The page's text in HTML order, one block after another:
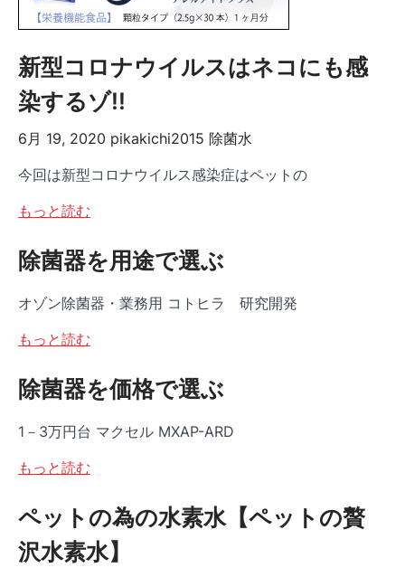
新型コロナウイルスはネコにも感
染するゾ!!
6月 19, 2020 pikakichi2015 除菌水
今回は新型コロナウイルス感染症はペットの
もっと読む
除菌器を用途で選ぶ
オゾン除菌器・業務用 コトヒラ 研究開発
もっと読む
除菌器を価格で選ぶ
1－3万円台 マクセル MXAP-ARD
もっと読む
ペットの為の水素水【ペットの贅
沢水素水】